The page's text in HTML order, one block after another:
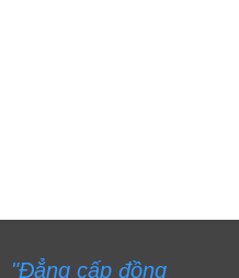
"Đẳng cấp đồng